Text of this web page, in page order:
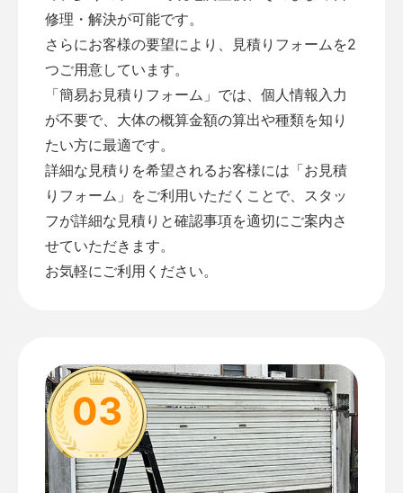
修理・解決が可能です。
さらにお客様の要望により、見積りフォームを2
つご用意しています。
「簡易お見積りフォーム 」では、個人情報入力
が不要で、大体の概算金額の算出や種類を知り
たい方に最適です。
詳細な見積りを希望されるお客様には「お見積
りフォーム 」をご利用いただくことで、スタッ
フが詳細な見積りと確認事項を適切にご案内さ
せていただきます。
お気軽にご利用ください。
03